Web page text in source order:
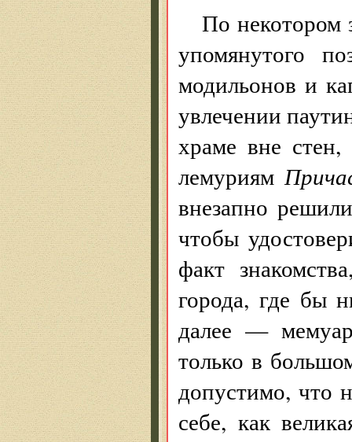
По некотором
упомянутого
модильонов и
увлечении
храме вне
лемуриям
внезапно
чтобы
факт
города, где бы
далее —
только в
допустимо, что
себе, как